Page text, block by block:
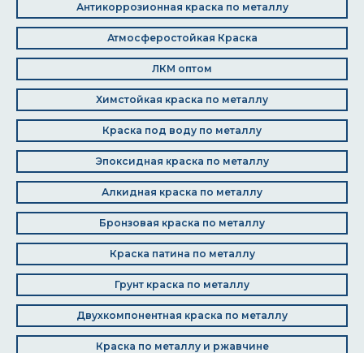
Антикоррозионная краска по металлу
Атмосферостойкая Краска
ЛКМ оптом
Химстойкая краска по металлу
Краска под воду по металлу
Эпоксидная краска по металлу
Алкидная краска по металлу
Бронзовая краска по металлу
Краска патина по металлу
Грунт краска по металлу
Двухкомпонентная краска по металлу
Краска по металлу и ржавчине